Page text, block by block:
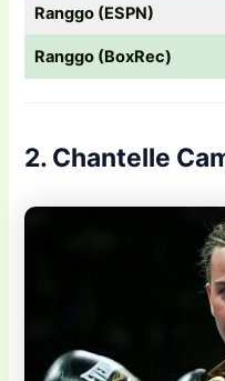
Ranggo (ESPN)
Ranggo (BoxRec)
2. Chantelle